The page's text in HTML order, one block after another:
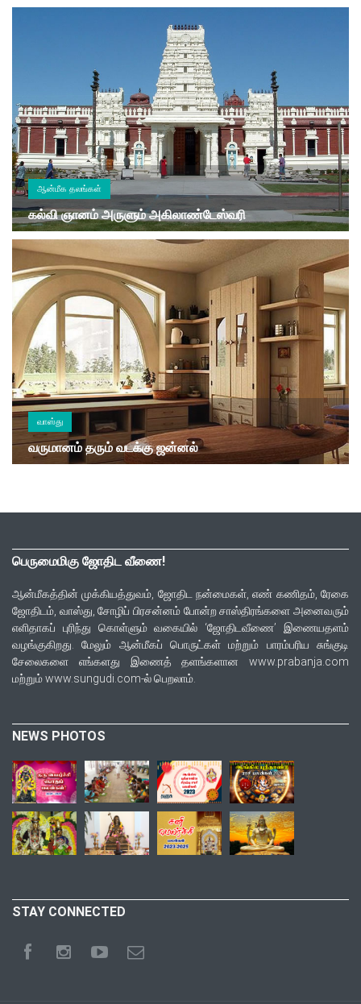
ஆன்மீக தலங்கள்
கல்வி ஞானம் அருளும் அகிலாண்டேஸ்வரி
வாஸ்து
வருமானம் தரும் வடக்கு ஜன்னல்
பெருமைமிகு ஜோதிட வீணை!
ஆன்மீகத்தின் முக்கியத்துவம், ஜோதிட நன்மைகள், எண் கணிதம், ரேகை
ஜோதிடம், வாஸ்து, சோழிப் பிரசன்னம் போன்ற சாஸ்திரங்களை அனைவரும்
எளிதாகப் புரிந்து கொள்ளும் வகையில் ‘ஜோதிடவீணை’ இணையதளம்
வழங்குகிறது. மேலும் ஆன்மீகப் பொருட்கள் மற்றும் பாரம்பரிய சுங்குடி
சேலைகளை எங்களது இணைத் தளங்களான www.prabanja.com
மற்றும் www.sungudi.com-ல் பெறலாம்.
NEWS PHOTOS
STAY CONNECTED